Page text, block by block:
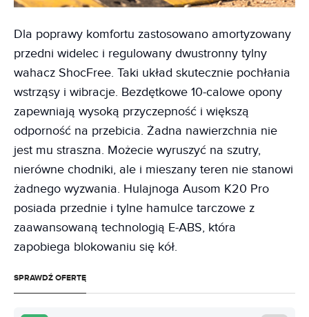
Dla poprawy komfortu zastosowano amortyzowany
przedni widelec i regulowany dwustronny tylny
wahacz ShocFree. Taki układ skutecznie pochłania
wstrząsy i wibracje. Bezdętkowe 10-calowe opony
zapewniają wysoką przyczepność i większą
odporność na przebicia. Żadna nawierzchnia nie
jest mu straszna. Możecie wyruszyć na szutry,
nierówne chodniki, ale i mieszany teren nie stanowi
żadnego wyzwania. Hulajnoga Ausom K20 Pro
posiada przednie i tylne hamulce tarczowe z
zaawansowaną technologią E-ABS, która
zapobiega blokowaniu się kół.
SPRAWDŹ OFERTĘ